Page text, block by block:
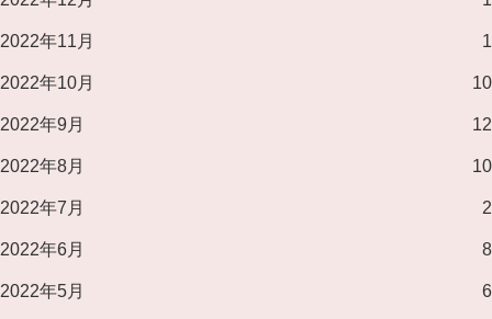
2022年11月 1
2022年10月 10
2022年9月 12
2022年8月 10
2022年7月 2
2022年6月 8
2022年5月 6